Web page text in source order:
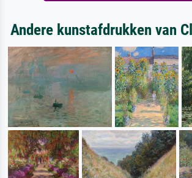
Andere kunstafdrukken van